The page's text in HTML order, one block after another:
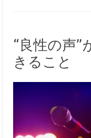
“良性の声
きること